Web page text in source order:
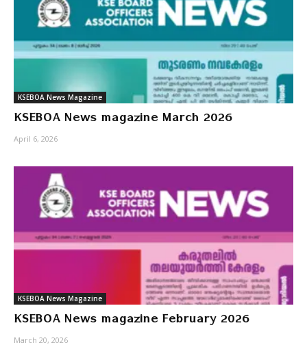
KSEBOA News Magazine
KSEBOA News magazine March 2026
April 6, 2026
KSEBOA News Magazine
KSEBOA News magazine February 2026
March 20, 2026